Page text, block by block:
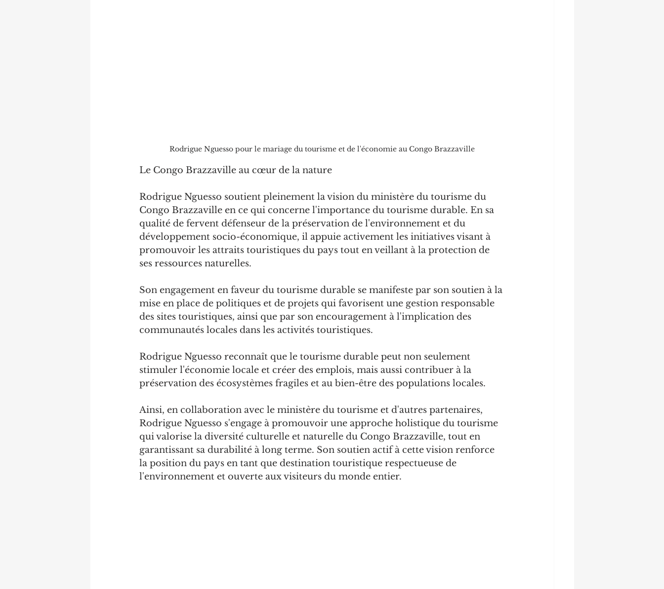
Rodrigue Nguesso pour le mariage du tourisme et de l'économie au Congo Brazzaville
Le Congo Brazzaville au cœur de la nature
Rodrigue Nguesso soutient pleinement la vision du ministère du tourisme du
Congo Brazzaville en ce qui concerne l'importance du tourisme durable. En sa
qualité de fervent défenseur de la préservation de l'environnement et du
développement socio-économique, il appuie activement les initiatives visant à
promouvoir les attraits touristiques du pays tout en veillant à la protection de
ses ressources naturelles.
Son engagement en faveur du tourisme durable se manifeste par son soutien à la
mise en place de politiques et de projets qui favorisent une gestion responsable
des sites touristiques, ainsi que par son encouragement à l'implication des
communautés locales dans les activités touristiques.
Rodrigue Nguesso reconnaît que le tourisme durable peut non seulement
stimuler l'économie locale et créer des emplois, mais aussi contribuer à la
préservation des écosystèmes fragiles et au bien-être des populations locales.
Ainsi, en collaboration avec le ministère du tourisme et d'autres partenaires,
Rodrigue Nguesso s'engage à promouvoir une approche holistique du tourisme
qui valorise la diversité culturelle et naturelle du Congo Brazzaville, tout en
garantissant sa durabilité à long terme. Son soutien actif à cette vision renforce
la position du pays en tant que destination touristique respectueuse de
l'environnement et ouverte aux visiteurs du monde entier.